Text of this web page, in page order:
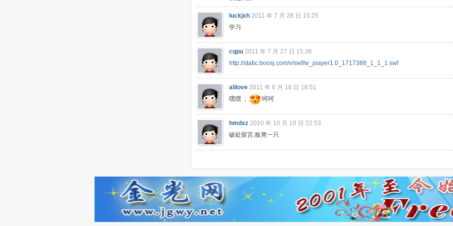
luckjxh 2011 年 7 月 28 日 15:25
学习
cqpu 2011 年 7 月 27 日 15:36
http://static.boosj.com/v/swf/w_player1.0_1717388_1_1_1.swf
alilove 2011 年 6 月 18 日 18:51
嘿嘿 ; ;
呵呵
hmdxz 2010 年 10 月 10 日 22:53
破处留言,板凳一只